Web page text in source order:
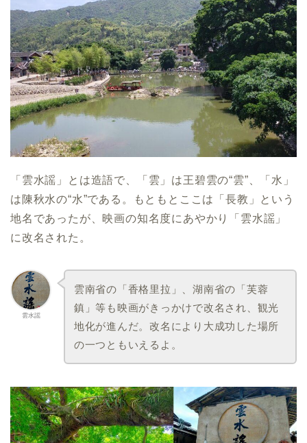
「雲水謡」とは造語で、「雲」は王碧雲の“雲”、「水」
は陳秋水の“水”である。もともとここは「長教」という
地名であったが、映画の知名度にあやかり「雲水謡」
に改名された。
雲水謡
雲南省の「香格里拉」、湖南省の「芙蓉
鎮」等も映画がきっかけで改名され、観光
地化が進んだ。改名により大成功した場所
の一つともいえるよ。